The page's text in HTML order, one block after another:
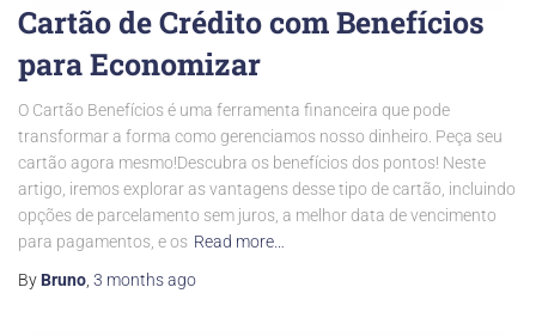
Cartão de Crédito com Benefícios
para Economizar
O Cartão Benefícios é uma ferramenta financeira que pode
transformar a forma como gerenciamos nosso dinheiro. Peça seu
cartão agora mesmo!Descubra os benefícios dos pontos! Neste
artigo, iremos explorar as vantagens desse tipo de cartão, incluindo
opções de parcelamento sem juros, a melhor data de vencimento
para pagamentos, e os Read more…
By Bruno 3 monthsago